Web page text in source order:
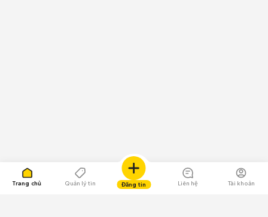
Trang chủ Quản lý tin Đăng tin Liên hệ Tài khoản